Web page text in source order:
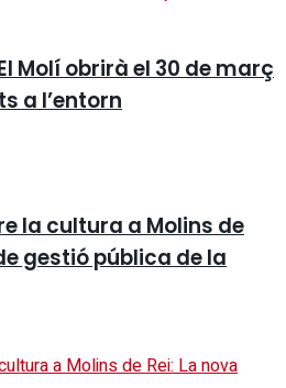
Molí obrirà el 30 de març
a l’entorn
la cultura a Molins de
gestió pública de la